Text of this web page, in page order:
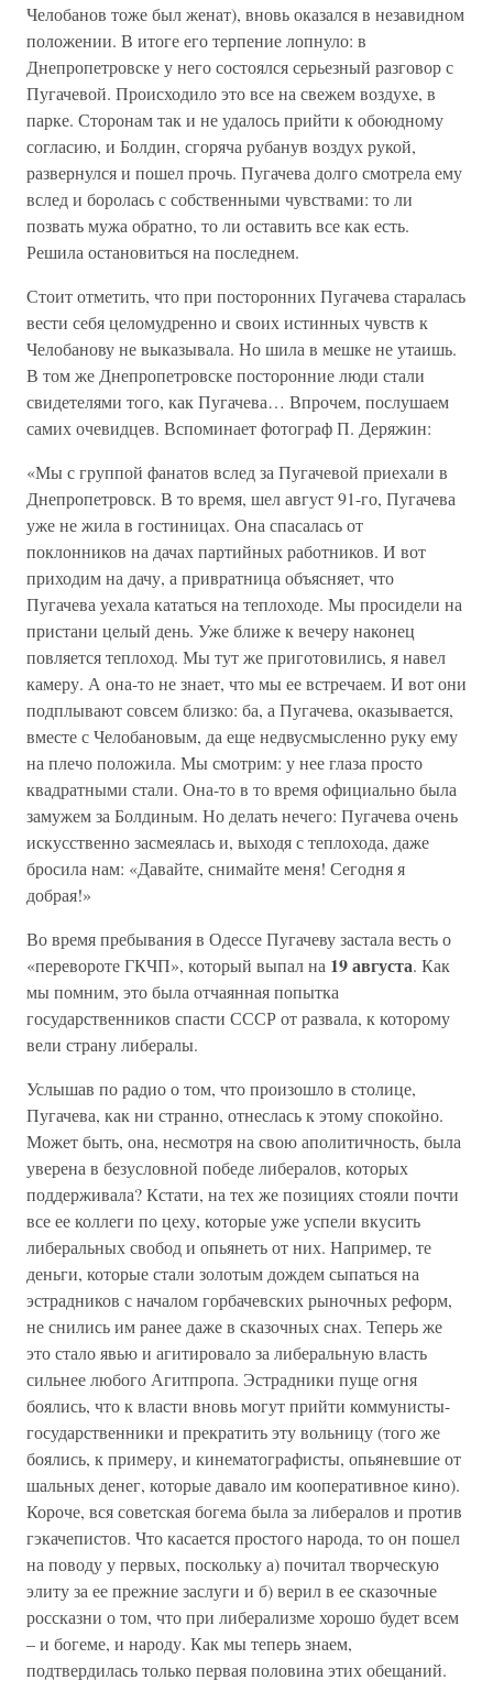
Челобанов тоже был женат), вновь оказался в незавидном
положении. В итоге его терпение лопнуло: в
Днепропетровске у него состоялся серьезный разговор с
Пугачевой. Происходило это все на свежем воздухе, в
парке. Сторонам так и не удалось прийти к обоюдному
согласию, и Болдин, сгоряча рубанув воздух рукой,
развернулся и пошел прочь. Пугачева долго смотрела ему
вслед и боролась с собственными чувствами: то ли
позвать мужа обратно, то ли оставить все как есть.
Решила остановиться на последнем.
Стоит отметить, что при посторонних Пугачева старалась
вести себя целомудренно и своих истинных чувств к
Челобанову не выказывала. Но шила в мешке не утаишь.
В том же Днепропетровске посторонние люди стали
свидетелями того, как Пугачева… Впрочем, послушаем
самих очевидцев. Вспоминает фотограф П. Деряжин:
«Мы с группой фанатов вслед за Пугачевой приехали в
Днепропетровск. В то время, шел август 91-го, Пугачева
уже не жила в гостиницах. Она спасалась от
поклонников на дачах партийных работников. И вот
приходим на дачу, а привратница объясняет, что
Пугачева уехала кататься на теплоходе. Мы просидели на
пристани целый день. Уже ближе к вечеру наконец
повляется теплоход. Мы тут же приготовились, я навел
камеру. А она-то не знает, что мы ее встречаем. И вот они
подплывают совсем близко: ба, а Пугачева, оказывается,
вместе с Челобановым, да еще недвусмысленно руку ему
на плечо положила. Мы смотрим: у нее глаза просто
квадратными стали. Она-то в то время официально была
замужем за Болдиным. Но делать нечего: Пугачева очень
искусственно засмеялась и, выходя с теплохода, даже
бросила нам: «Давайте, снимайте меня! Сегодня я
добрая!»
Во время пребывания в Одессе Пугачеву застала весть о
«перевороте ГКЧП», который выпал на 19 августа. Как
мы помним, это была отчаянная попытка
государственников спасти СССР от развала, к которому
вели страну либералы.
Услышав по радио о том, что произошло в столице,
Пугачева, как ни странно, отнеслась к этому спокойно.
Может быть, она, несмотря на свою аполитичность, была
уверена в безусловной победе либералов, которых
поддерживала? Кстати, на тех же позициях стояли почти
все ее коллеги по цеху, которые уже успели вкусить
либеральных свобод и опьянеть от них. Например, те
деньги, которые стали золотым дождем сыпаться на
эстрадников с началом горбачевских рыночных реформ,
не снились им ранее даже в сказочных снах. Теперь же
это стало явью и агитировало за либеральную власть
сильнее любого Агитпропа. Эстрадники пуще огня
боялись, что к власти вновь могут прийти коммунисты-
государственники и прекратить эту вольницу (того же
боялись, к примеру, и кинематографисты, опьяневшие от
шальных денег, которые давало им кооперативное кино).
Короче, вся советская богема была за либералов и против
гэкачепистов. Что касается простого народа, то он пошел
на поводу у первых, поскольку а) почитал творческую
элиту за ее прежние заслуги и б) верил в ее сказочные
россказни о том, что при либерализме хорошо будет всем
– и богеме, и народу. Как мы теперь знаем,
подтвердилась только первая половина этих обещаний.